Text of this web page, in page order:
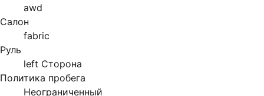
awd
Салон
fabric
Руль
left Сторона
Политика пробега
Неограниченный